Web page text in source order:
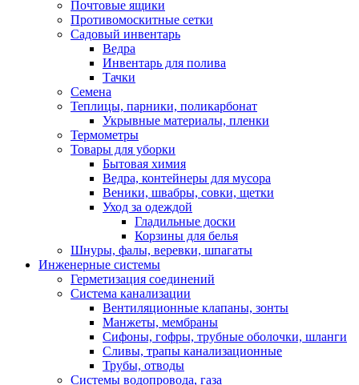
Почтовые ящики
Противомоскитные сетки
Садовый инвентарь
Ведра
Инвентарь для полива
Тачки
Семена
Теплицы, парники, поликарбонат
Укрывные материалы, пленки
Термометры
Товары для уборки
Бытовая химия
Ведра, контейнеры для мусора
Веники, швабры, совки, щетки
Уход за одеждой
Гладильные доски
Корзины для белья
Шнуры, фалы, веревки, шпагаты
Инженерные системы
Герметизация соединений
Система канализации
Вентиляционные клапаны, зонты
Манжеты, мембраны
Сифоны, гофры, трубные оболочки, шланги
Сливы, трапы канализационные
Трубы, отводы
Системы водопровода, газа